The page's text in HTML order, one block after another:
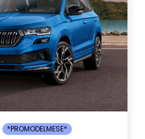
*PROMODELMESE*